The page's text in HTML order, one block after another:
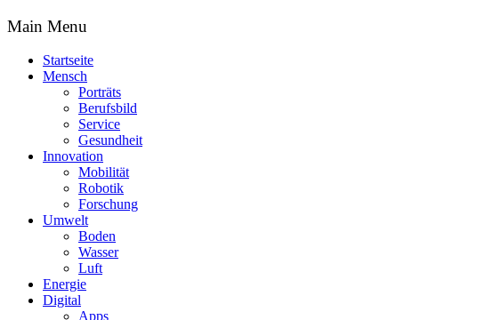
Main Menu
Startseite
Mensch
Porträts
Berufsbild
Service
Gesundheit
Innovation
Mobilität
Robotik
Forschung
Umwelt
Boden
Wasser
Luft
Energie
Digital
Apps